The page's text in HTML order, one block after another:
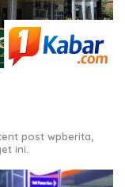
post wpberita,
ini.